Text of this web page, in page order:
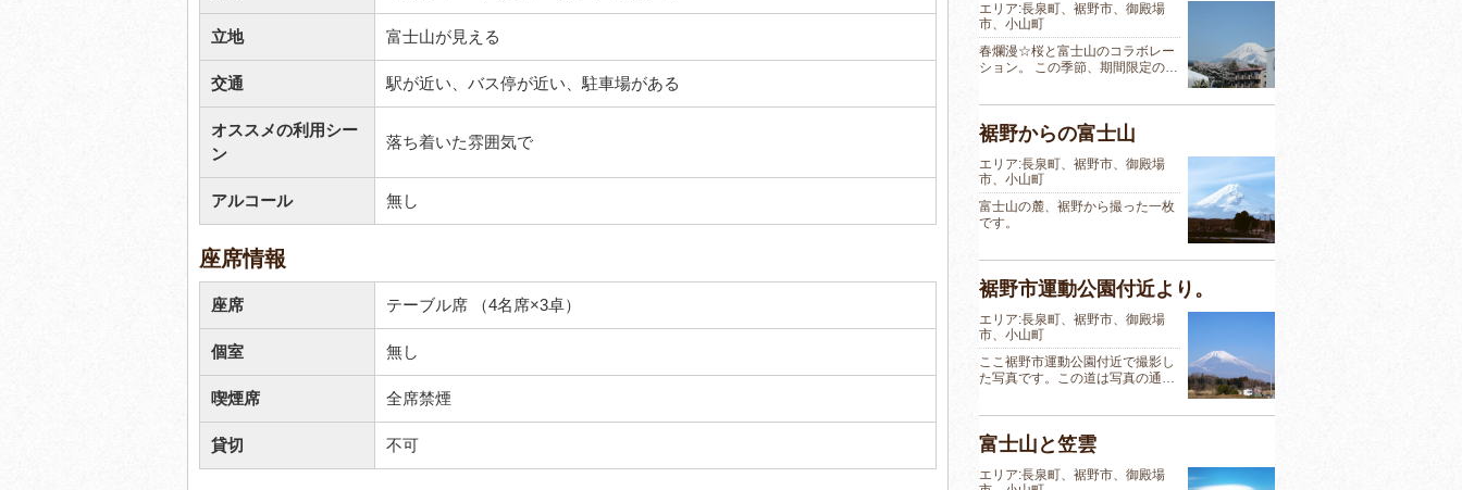
立地 富士山が見える
交通 駅が近い、バス停が近い、駐車場がある
オススメの利用シー
ン
落ち着いた雰囲気で
アルコール 無し
座席情報
座席 テーブル席 （4名席×3卓）
個室 無し
喫煙席 全席禁煙
貸切 不可
エリア:長泉町、裾野市、御殿場
市、小山町
春爛漫☆桜と富士山のコラボレー
ション。 この季節、期間限定の…
裾野からの富士山
エリア:長泉町、裾野市、御殿場
市、小山町
富士山の麓、裾野から撮った一枚
です。
裾野市運動公園付近より。
エリア:長泉町、裾野市、御殿場
市、小山町
ここ裾野市運動公園付近で撮影し
た写真です。この道は写真の通…
富士山と笠雲
エリア:長泉町、裾野市、御殿場